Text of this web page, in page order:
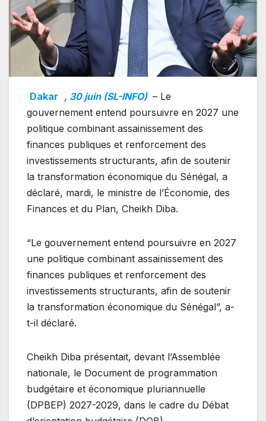
Dakar , 30 juin (SL-INFO) – Le
gouvernement entend poursuivre en 2027 une
politique combinant assainissement des
finances publiques et renforcement des
investissements structurants, afin de soutenir
la transformation économique du Sénégal, a
déclaré, mardi, le ministre de l’Économie, des
Finances et du Plan, Cheikh Diba.
“Le gouvernement entend poursuivre en 2027
une politique combinant assainissement des
finances publiques et renforcement des
investissements structurants, afin de soutenir
la transformation économique du Sénégal”, a-
t-il déclaré.
Cheikh Diba présentait, devant l’Assemblée
nationale, le Document de programmation
budgétaire et économique pluriannuelle
(DPBEP) 2027-2029, dans le cadre du Débat